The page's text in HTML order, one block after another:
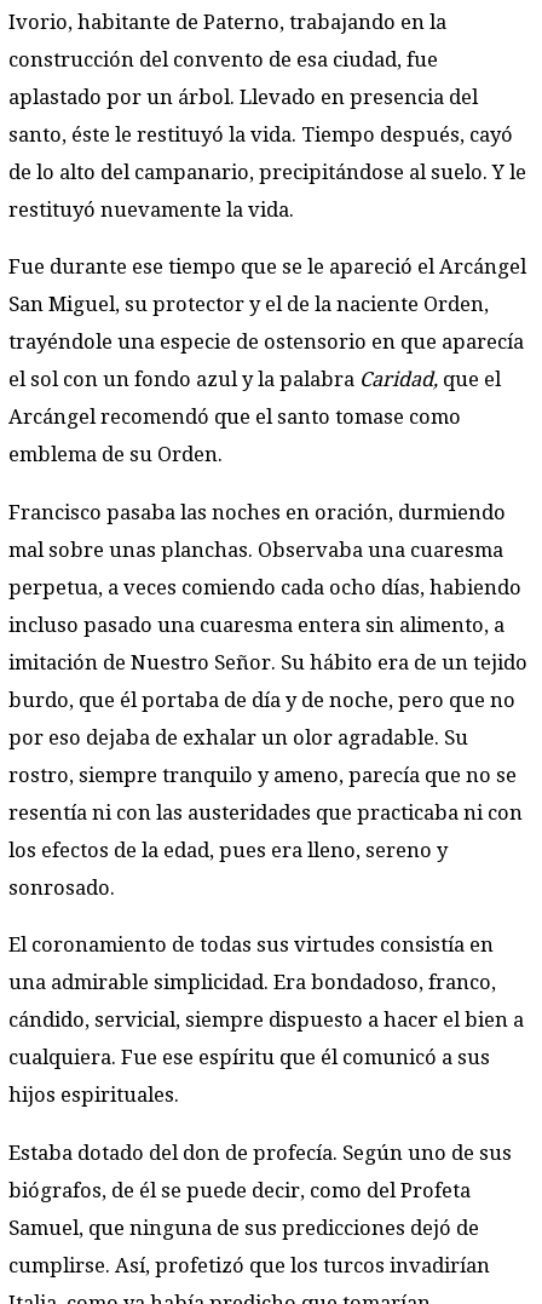
Ivorio, habitante de Paterno, trabajando en la
construcción del convento de esa ciudad, fue
aplastado por un árbol. Llevado en presencia del
santo, éste le restituyó la vida. Tiempo después, cayó
de lo alto del campanario, precipitándose al suelo. Y le
restituyó nuevamente la vida.
Fue durante ese tiempo que se le apareció el Arcángel
San Miguel, su protector y el de la naciente Orden,
trayéndole una especie de ostensorio en que aparecía
el sol con un fondo azul y la palabra Caridad, que el
Arcángel recomendó que el santo tomase como
emblema de su Orden.
Francisco pasaba las noches en oración, durmiendo
mal sobre unas planchas. Observaba una cuaresma
perpetua, a veces comiendo cada ocho días, habiendo
incluso pasado una cuaresma entera sin alimento, a
imitación de Nuestro Señor. Su hábito era de un tejido
burdo, que él portaba de día y de noche, pero que no
por eso dejaba de exhalar un olor agradable. Su
rostro, siempre tranquilo y ameno, parecía que no se
resentía ni con las austeridades que practicaba ni con
los efectos de la edad, pues era lleno, sereno y
sonrosado.
El coronamiento de todas sus virtudes consistía en
una admirable simplicidad. Era bondadoso, franco,
cándido, servicial, siempre dispuesto a hacer el bien a
cualquiera. Fue ese espíritu que él comunicó a sus
hijos espirituales.
Estaba dotado del don de profecía. Según uno de sus
biógrafos, de él se puede decir, como del Profeta
Samuel, que ninguna de sus predicciones dejó de
cumplirse. Así, profetizó que los turcos invadirían